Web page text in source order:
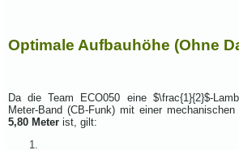
Optimale Aufbauhöhe (Ohne
Da die Team ECO050 eine $\frac{1}{2}$-
Meter-Band (CB-Funk) mit einer
5,80 Meter ist, gilt: